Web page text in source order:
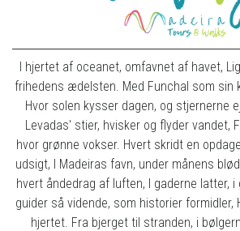
I hjertet af oceanet, omfavnet af havet,
frihedens ædelsten. Med Funchal som sin
Hvor solen kysser dagen, og stjernerne
Levadas' stier, hvisker og flyder vandet,
hvor grønne vokser. Hvert skridt en
udsigt, I Madeiras favn, under månens
hvert åndedrag af luften, I gaderne latter, i
guider så vidende, som historier
hjertet. Fra bjerget til stranden, i